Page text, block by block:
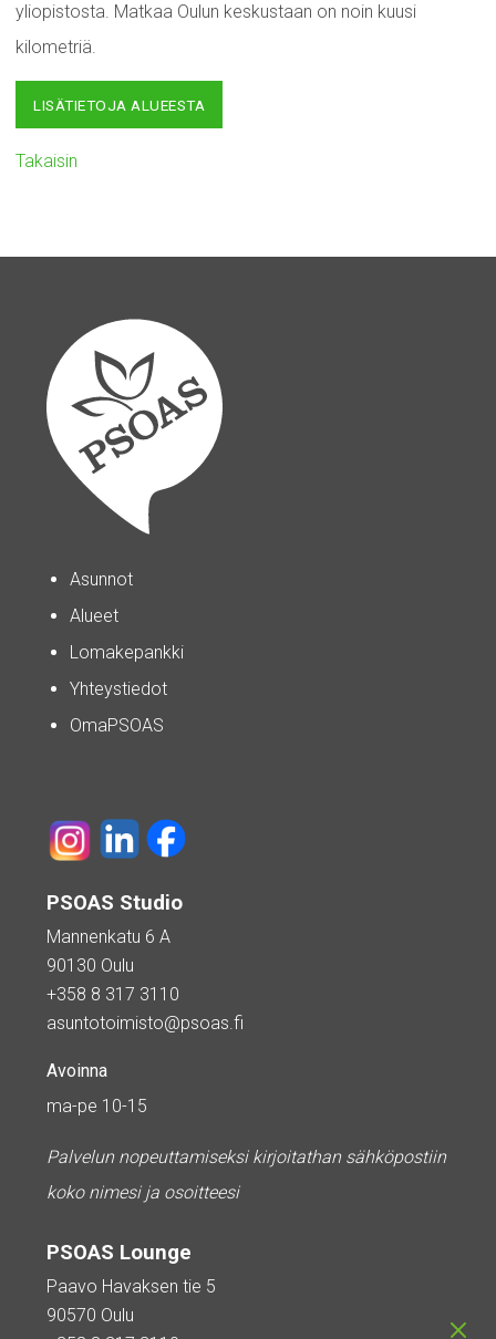
yliopistosta. Matkaa Oulun keskustaan on noin kuusi
kilometriä.
LISÄTIETOJA ALUEESTA
Takaisin
Asunnot
Alueet
Lomakepankki
Yhteystiedot
OmaPSOAS
PSOAS Studio
Mannenkatu 6 A
90130 Oulu
+358 8 317 3110
asuntotoimisto@psoas.fi
Avoinna
ma-pe 10-15
Palvelun nopeuttamiseksi kirjoitathan sähköpostiin
koko nimesi ja osoitteesi
PSOAS Lounge
Paavo Havaksen tie 5
90570 Oulu